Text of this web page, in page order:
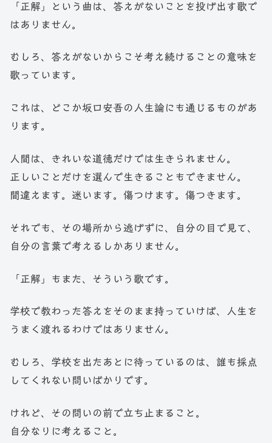
「正解」という曲は、答えがないことを投げ出す歌で
はありません。
むしろ、答えがないからこそ考え続けることの意味を
歌っています。
これは、どこか坂口安吾の人生論にも通じるものがあ
ります。
人間は、きれいな道徳だけでは生きられません。
正しいことだけを選んで生きることもできません。
間違えます。迷います。傷つけます。傷つきます。
それでも、その場所から逃げずに、自分の目で見て、
自分の言葉で考えるしかありません。
「正解」もまた、そういう歌です。
学校で教わった答えをそのまま持っていけば、人生を
うまく渡れるわけではありません。
むしろ、学校を出たあとに待っているのは、誰も採点
してくれない問いばかりです。
けれど、その問いの前で立ち止まること。
自分なりに考えること。